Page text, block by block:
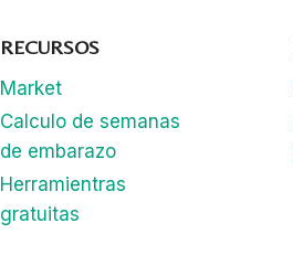
RECURSOS
Market
Calculo de semanas
de embarazo
Herramientras
gratuitas